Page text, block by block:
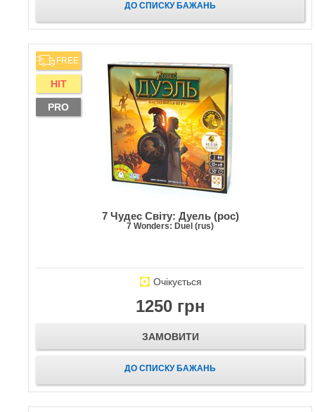
ДО СПИСКУ БАЖАНЬ
FREE
HIT
PRO
7 Чудес Світу: Дуель (рос)
7 Wonders: Duel (rus)
Очікується
1250 грн
ЗАМОВИТИ
ДО СПИСКУ БАЖАНЬ